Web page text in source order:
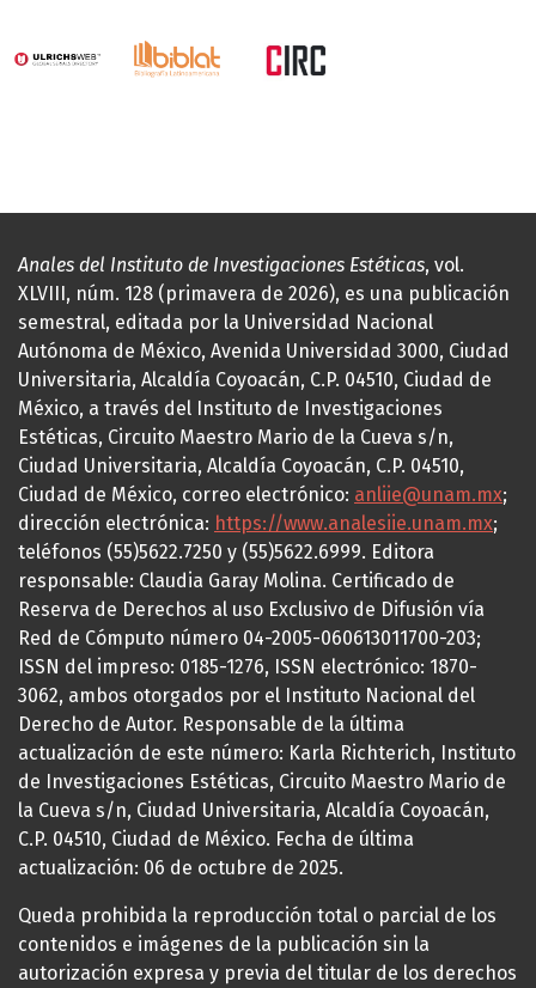
Anales del Instituto de Investigaciones Estéticas, vol.
XLVIII, núm. 128 (primavera de 2026), es una publicación
semestral, editada por la Universidad Nacional
Autónoma de México, Avenida Universidad 3000, Ciudad
Universitaria, Alcaldía Coyoacán, C.P. 04510, Ciudad de
México, a través del Instituto de Investigaciones
Estéticas, Circuito Maestro Mario de la Cueva s/n,
Ciudad Universitaria, Alcaldía Coyoacán, C.P. 04510,
Ciudad de México, correo electrónico: anliie@unam.mx;
dirección electrónica: https://www.analesiie.unam.mx;
teléfonos (55)5622.7250 y (55)5622.6999. Editora
responsable: Claudia Garay Molina. Certificado de
Reserva de Derechos al uso Exclusivo de Difusión vía
Red de Cómputo número 04-2005-060613011700-203;
ISSN del impreso: 0185-1276, ISSN electrónico: 1870-
3062, ambos otorgados por el Instituto Nacional del
Derecho de Autor. Responsable de la última
actualización de este número: Karla Richterich, Instituto
de Investigaciones Estéticas, Circuito Maestro Mario de
la Cueva s/n, Ciudad Universitaria, Alcaldía Coyoacán,
C.P. 04510, Ciudad de México. Fecha de última
actualización: 06 de octubre de 2025.
Queda prohibida la reproducción total o parcial de los
contenidos e imágenes de la publicación sin la
autorización expresa y previa del titular de los derechos